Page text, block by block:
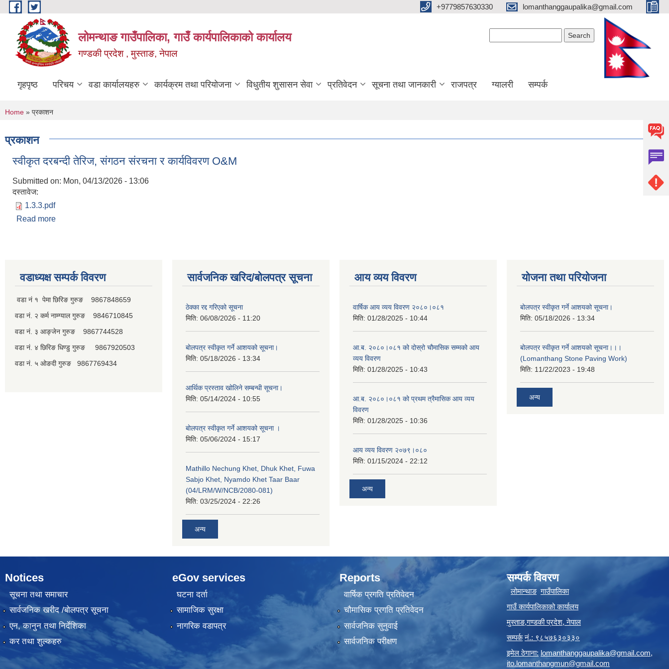
Skip to main content +9779857630330 lomanthanggaupalika@gmail.com
लोमन्थाङ गाउँपालिका, गाउँ कार्यपालिकाको कार्यालय
गण्डकी प्रदेश , मुस्ताङ, नेपाल
गृहपृष्ठ परिचय वडा कार्यालयहरु कार्यक्रम तथा परियोजना विधुतीय शुसासन सेवा प्रतिवेदन सूचना तथा जानकारी राजपत्र ग्यालरी सम्पर्क
You are here
Home » प्रकाशन
प्रकाशन
स्वीकृत दरबन्दी तेरिज, संगठन संरचना र कार्यविवरण O&M
Submitted on: Mon, 04/13/2026 - 13:06
दस्तावेज:
1.3.3.pdf
Read more
वडाध्यक्ष सम्पर्क विवरण
वडा नं १ पेमा छिरिङ गुरुङ 9867848659
वडा नं. २ कर्म नाम्ग्याल गुरुङ 9846710845
वडा नं. ३ आङ्जेन गुरुङ 9867744528
वडा नं. ४ छिरिङ धिण्डु गुरुङ 9867920503
वडा नं. ५ ओङदी गुरुङ 9867769434
सार्वजनिक खरिद/बोलपत्र सूचना
ठेक्का रद्द गरिएको सूचना
मिति: 06/08/2026 - 11:20
बोलपत्र स्वीकृत गर्ने आशयको सूचना।
मिति: 05/18/2026 - 13:34
आर्थिक प्रस्ताव खोलिने सम्बन्धी सूचना।
मिति: 05/14/2024 - 10:55
बोलपत्र स्वीकृत गर्ने आशयको सूचना ।
मिति: 05/06/2024 - 15:17
Mathillo Nechung Khet, Dhuk Khet, Fuwa
Sabjo Khet, Nyamdo Khet Taar Baar
(04/LRM/W/NCB/2080-081)
मिति: 03/25/2024 - 22:26
अन्य
आय व्यय विवरण
वार्षिक आय व्यय विवरण २०८०।०८१
मिति: 01/28/2025 - 10:44
आ.ब. २०८०।०८१ को दोस्रो चौमासिक सम्मको आय
व्यय विवरण
मिति: 01/28/2025 - 10:43
आ.ब. २०८०।०८१ को प्रथम त्रैमासिक आय व्यय
विवरण
मिति: 01/28/2025 - 10:36
आय व्यय विवरण २०७९।०८०
मिति: 01/15/2024 - 22:12
अन्य
योजना तथा परियोजना
बोलपत्र स्वीकृत गर्ने आशयको सूचना।
मिति: 05/18/2026 - 13:34
बोलपत्र स्वीकृत गर्ने आशयको सूचना।।।
(Lomanthang Stone Paving Work)
मिति: 11/22/2023 - 19:48
अन्य
Notices
सूचना तथा समाचार
सार्वजनिक खरीद /बोलपत्र सूचना
एन, कानुन तथा निर्देशिका
कर तथा शुल्कहरु
eGov services
घटना दर्ता
सामाजिक सुरक्षा
नागरिक वडापत्र
Reports
वार्षिक प्रगति प्रतिवेदन
चौमासिक प्रगति प्रतिवेदन
सार्वजनिक सुनुवाई
सार्वजनिक परीक्षण
सम्पर्क विवरण
लोमान्थाङ गाउँपालिका
गाउँ कार्यपालिकाको कार्यालय
मुस्ताङ,गण्डकी प्रदेश,नेपाल
सम्पर्क नं.: ९८५७६३०३३०
इमेल ठेगाना: lomanthanggaupalika@gmail.com,
ito.lomanthangmun@gmail.com